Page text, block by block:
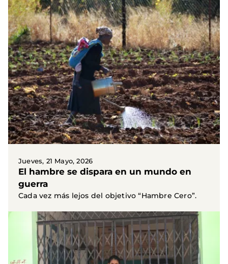
Jueves, 21 Mayo, 2026
El hambre se dispara en un mundo en
guerra
Cada vez más lejos del objetivo “Hambre Cero”.